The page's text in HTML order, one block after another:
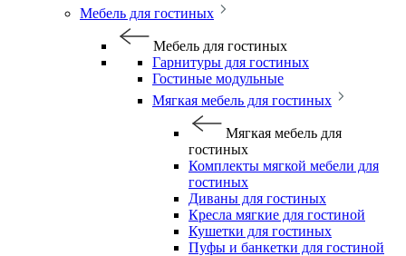
Мебель для гостиных
Мебель для гостиных
Гарнитуры для гостиных
Гостиные модульные
Мягкая мебель для гостиных
Мягкая мебель для
гостиных
Комплекты мягкой мебели для
гостиных
Диваны для гостиных
Кресла мягкие для гостиной
Кушетки для гостиных
Пуфы и банкетки для гостиной